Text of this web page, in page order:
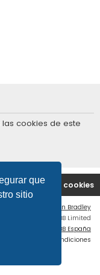
que
sitio
cookies de este
Borrar cookies
Ian Bradley
Software © phpBB Limited
español por
phpBB España
Condiciones